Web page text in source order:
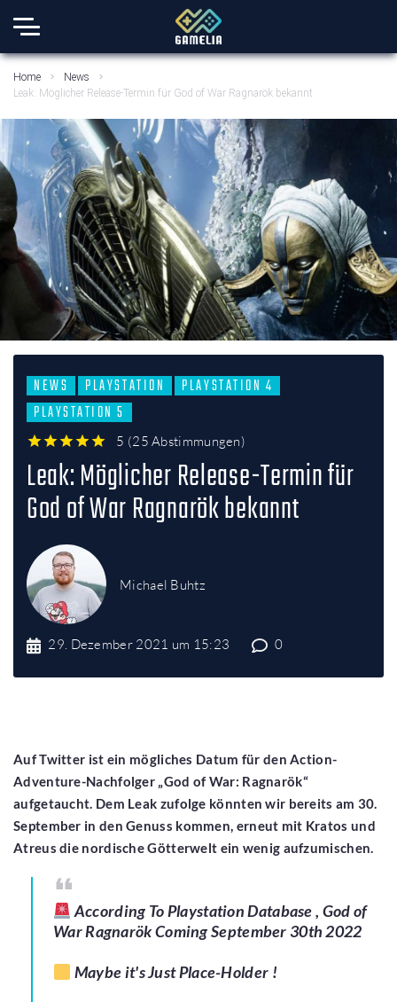
Home
News
Leak: Möglicher Release-Termin für God of War Ragnarök bekannt
NEWS PLAYSTATION
PLAYSTATION 4
PLAYSTATION 5
5 (25 Abstimmungen)
Leak: Möglicher Release-Termin für
God of War Ragnarök bekannt
Michael Buhtz
29. Dezember 2021 um 15:23 0
Auf Twitter ist ein mögliches Datum für den Action-
Adventure-Nachfolger „God of War: Ragnarök“
aufgetaucht. Dem Leak zufolge könnten wir bereits am 30.
September in den Genuss kommen, erneut mit Kratos und
Atreus die nordische Götterwelt ein wenig aufzumischen.
According To Playstation Database , God of
War Ragnarök Coming September 30th 2022
Maybe it's Just Place-Holder !